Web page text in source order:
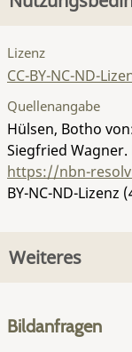
Lizenz
CC-BY-NC-ND-
Quellenangabe
Hülsen, Botho
Siegfried Wagner.
https://nbn-
BY-NC-ND-Lizenz
Weiteres
Bildanfragen